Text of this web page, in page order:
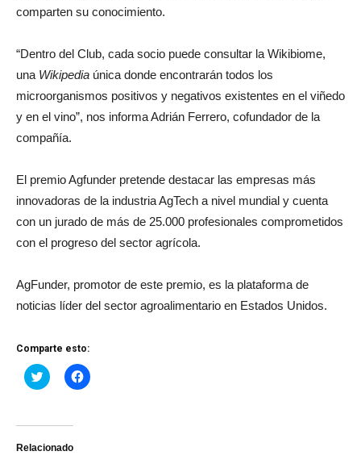
comparten su conocimiento.
“Dentro del Club, cada socio puede consultar la Wikibiome,
una Wikipedia única donde encontrarán todos los
microorganismos positivos y negativos existentes en el viñedo
y en el vino”, nos informa Adrián Ferrero, cofundador de la
compañía.
El premio Agfunder pretende destacar las empresas más
innovadoras de la industria AgTech a nivel mundial y cuenta
con un jurado de más de 25.000 profesionales comprometidos
con el progreso del sector agrícola.
AgFunder, promotor de este premio, es la plataforma de
noticias líder del sector agroalimentario en Estados Unidos.
Comparte esto:
Haz
clic
Twitter
abre
Haz
clic
Relacionado